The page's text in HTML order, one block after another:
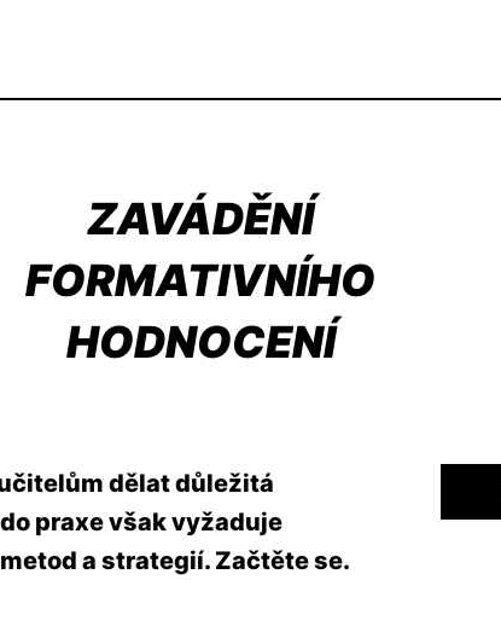
ZAVÁDĚNÍ
FORMATIVNÍHO
HODNOCENÍ
dělat důležitá
praxe však vyžaduje
a strategií. Začtěte se.